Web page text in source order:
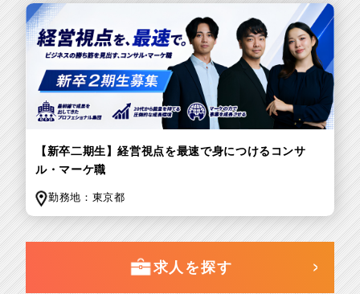
【新卒二期生】経営視点を最速で身につけるコンサ
ル・マーケ職
勤務地： 東京都
求人を探す